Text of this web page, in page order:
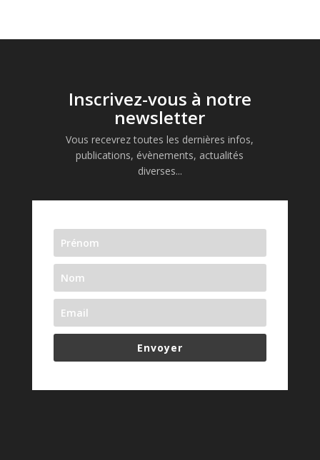
Inscrivez-vous à notre
newsletter
Vous recevrez toutes les dernières infos,
publications, évènements, actualités
diverses...
Envoyer